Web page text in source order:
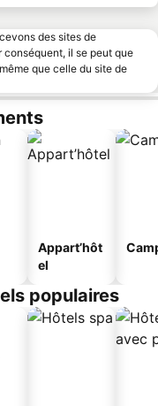
des sites de
il se peut que
que celle du site de
Appart’hôt
el
populaires